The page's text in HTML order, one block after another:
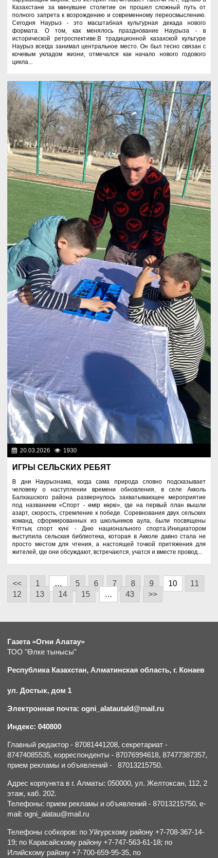
Казахстане за минувшее столетие он прошел сложный путь от
полного запрета к возрождению и современному переосмыслению.
Сегодня Наурыз - это масштабная культурная декада нового
формата. О том, как менялось празднование Наурыза - в
исторической ретроспективе.В традиционной казахской культуре
Наурыз всегда занимал центральное место. Он был тесно связан с
кочевым укладом жизни, отмечался как начало нового годового
цикла...
20.03.2026 1930
ИГРЫ СЕЛЬСКИХ РЕБЯТ
В дни Наурызнама, когда сама природа словно подсказывает
человеку о наступлении времени обновления, в селе Акколь
Балхашского района развернулось захватывающее мероприятие
под названием «Спорт - өмір көркі», где на первый план вышли
азарт, скорость, стремление к победе. Соревнования двух сельских
команд, сформированных из школьников аула, были посвящены
Ұлттық спорт күні - Дню национального спорта.Инициатором
выступила сельская библиотека, которая в Акколе давно стала не
просто местом для чтения, а настоящей точкой притяжения для
жителей, где они обсуждают, встречаются, учатся и вместе провод...
<< 1 … 5 6 7 8 9 10
11
12
13 14 15 … 43 >>
Газета «Огни Алатау»
ТОО "Өлке тынысы"
Республика Казахстан, Алматинская область, г. Конаев
ул. Достык, дом 1
Электронная почта: ogni_alatautald@mail.ru
Индекс: 040800
Главный редактор - 87081441208, секретариат -
87474085535, корреспонденты - 87076994618, 87477387357,
прием рекламы и объявлений - 87013215750.
Адрес корпункта в г. Алматы: 050000, ул. Желтоксан, 112, 2
этаж, каб. 202.
Телефоны: прием рекламы и объявлений - 87013215750, e-
mail: ogni_alatau@mail.ru
Телефоны собкоров: по Уйгурскому району +7-708-367-14-
19; по Карасайскому району +7-747-563-61-18; по
Илийскому району +7-700-659-95-35, по